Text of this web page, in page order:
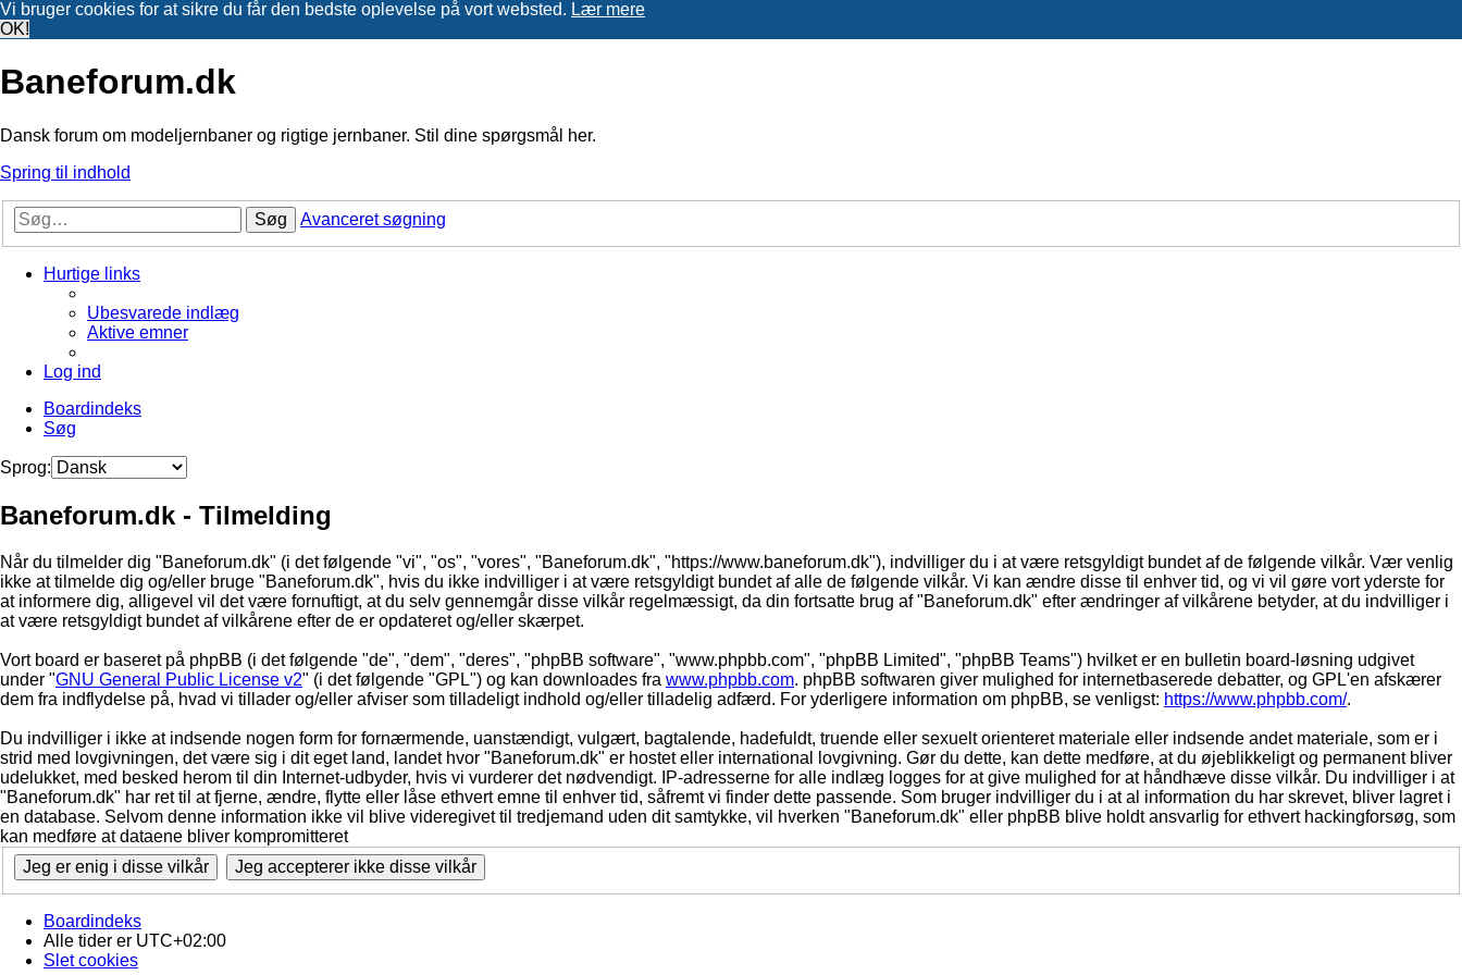
Vi bruger cookies for at sikre du får den bedste oplevelse på vort websted. Lær mere
OK!
Baneforum.dk
Dansk forum om modeljernbaner og rigtige jernbaner. Stil dine spørgsmål her.
Spring til indhold
Søg Avanceret søgning
Hurtige links
Ubesvarede indlæg
Aktive emner
Log ind
Boardindeks
Søg
Sprog:
Baneforum.dk - Tilmelding
Når du tilmelder dig "Baneforum.dk" (i det følgende "vi", "os", "vores", "Baneforum.dk", "https://www.baneforum.dk"), indvilliger du i at være retsgyldigt bundet af de følgende vilkår. Vær venlig
ikke at tilmelde dig og/eller bruge "Baneforum.dk", hvis du ikke indvilliger i at være retsgyldigt bundet af alle de følgende vilkår. Vi kan ændre disse til enhver tid, og vi vil gøre vort yderste for
at informere dig, alligevel vil det være fornuftigt, at du selv gennemgår disse vilkår regelmæssigt, da din fortsatte brug af "Baneforum.dk" efter ændringer af vilkårene betyder, at du indvilliger i
at være retsgyldigt bundet af vilkårene efter de er opdateret og/eller skærpet.
Vort board er baseret på phpBB (i det følgende "de", "dem", "deres", "phpBB software", "www.phpbb.com", "phpBB Limited", "phpBB Teams") hvilket er en bulletin board-løsning udgivet
under "GNU General Public License v2" (i det følgende "GPL") og kan downloades fra www.phpbb.com. phpBB softwaren giver mulighed for internetbaserede debatter, og GPL'en afskærer
dem fra indflydelse på, hvad vi tillader og/eller afviser som tilladeligt indhold og/eller tilladelig adfærd. For yderligere information om phpBB, se venligst: https://www.phpbb.com/.
Du indvilliger i ikke at indsende nogen form for fornærmende, uanstændigt, vulgært, bagtalende, hadefuldt, truende eller sexuelt orienteret materiale eller indsende andet materiale, som er i
strid med lovgivningen, det være sig i dit eget land, landet hvor "Baneforum.dk" er hostet eller international lovgivning. Gør du dette, kan dette medføre, at du øjeblikkeligt og permanent bliver
udelukket, med besked herom til din Internet-udbyder, hvis vi vurderer det nødvendigt. IP-adresserne for alle indlæg logges for at give mulighed for at håndhæve disse vilkår. Du indvilliger i at
"Baneforum.dk" har ret til at fjerne, ændre, flytte eller låse ethvert emne til enhver tid, såfremt vi finder dette passende. Som bruger indvilliger du i at al information du har skrevet, bliver lagret i
en database. Selvom denne information ikke vil blive videregivet til tredjemand uden dit samtykke, vil hverken "Baneforum.dk" eller phpBB blive holdt ansvarlig for ethvert hackingforsøg, som
kan medføre at dataene bliver kompromitteret
Boardindeks
Alle tider er UTC+02:00
Slet cookies